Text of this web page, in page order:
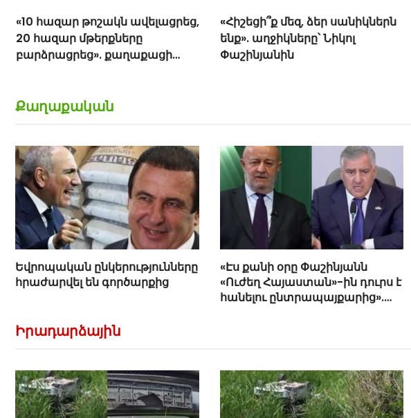
«10 հազար թոշակն ավելացրեց,
20 հազար մթերքները
բարձրացրեց». քաղաքացի
«Հիշեցի՞ք մեզ, ձեր սանիկներն
ենք». աղջիկները՝ Նիկոլ
Փաշինյանին
Քաղաքական
Եվրոպական ընկերությունները
հրաժարվել են գործարքից
«Էս քանի օրը Փաշինյանն
«Ուժեղ Հայաստան»-ին դուրս է
հանելու ընտրապայքարից».
Իրադարձային